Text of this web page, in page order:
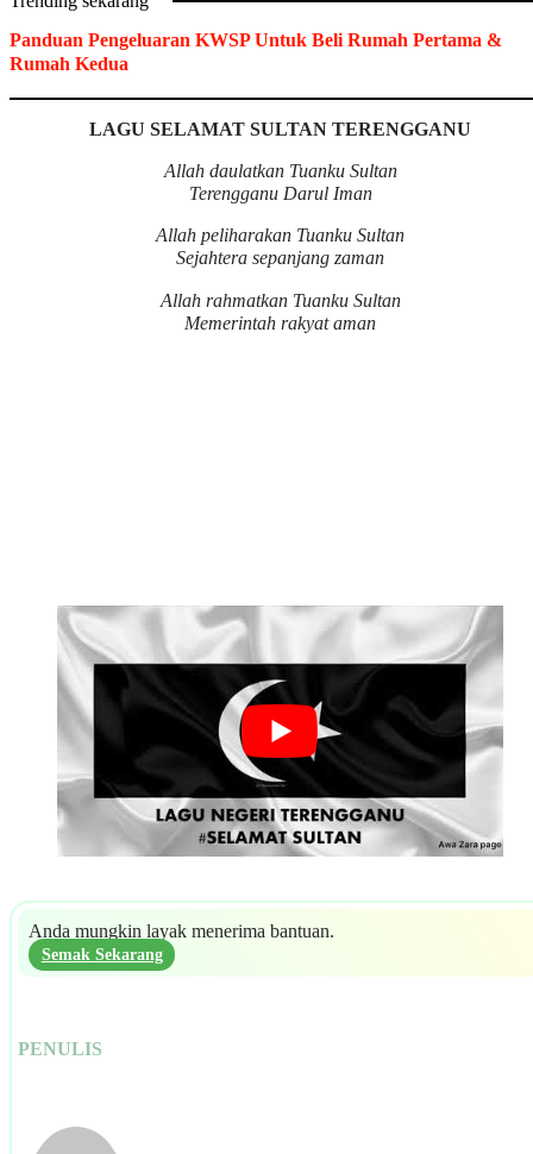
Panduan Pengeluaran KWSP Untuk Beli Rumah Pertama &
Rumah Kedua
LAGU SELAMAT SULTAN TERENGGANU
Allah daulatkan Tuanku Sultan
Terengganu Darul Iman
Allah peliharakan Tuanku Sultan
Sejahtera sepanjang zaman
Allah rahmatkan Tuanku Sultan
Memerintah rakyat aman
Anda mungkin layak menerima bantuan.
Semak Sekarang
PENULIS